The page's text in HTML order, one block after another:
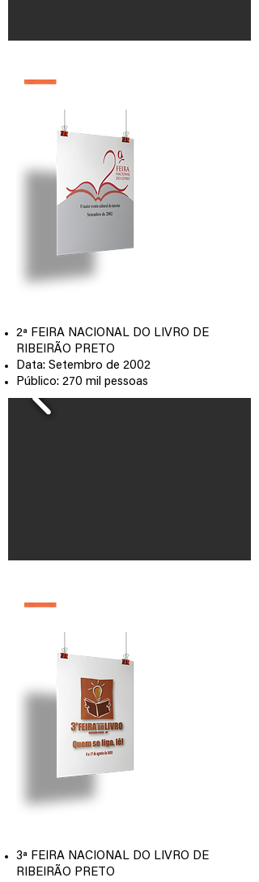
2ª FEIRA NACIONAL DO LIVRO DE
RIBEIRÃO PRETO
Data: Setembro de 2002
Público: 270 mil pessoas
3ª FEIRA NACIONAL DO LIVRO DE
RIBEIRÃO PRETO